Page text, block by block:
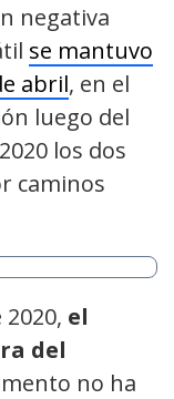
negativa
se mantuvo
abril, en el
luego del
los dos
caminos
el
del
no ha